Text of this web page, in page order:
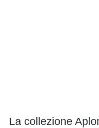
La collezione